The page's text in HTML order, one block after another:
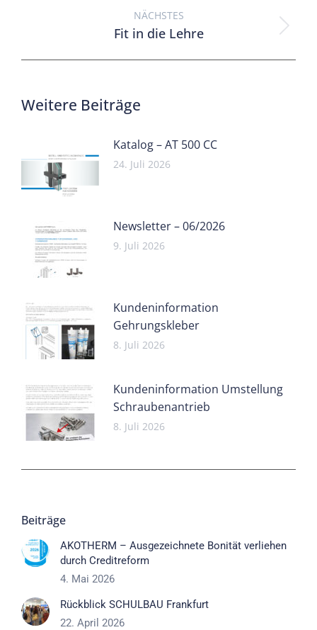
NÄCHSTES
Fit in die Lehre
Weitere Beiträge
Katalog – AT 500 CC
24. Juli 2026
Newsletter – 06/2026
9. Juli 2026
Kundeninformation
Gehrungskleber
8. Juli 2026
Kundeninformation Umstellung
Schraubenantrieb
8. Juli 2026
Beiträge
AKOTHERM – Ausgezeichnete Bonität verliehen
durch Creditreform
4. Mai 2026
Rückblick SCHULBAU Frankfurt
22. April 2026